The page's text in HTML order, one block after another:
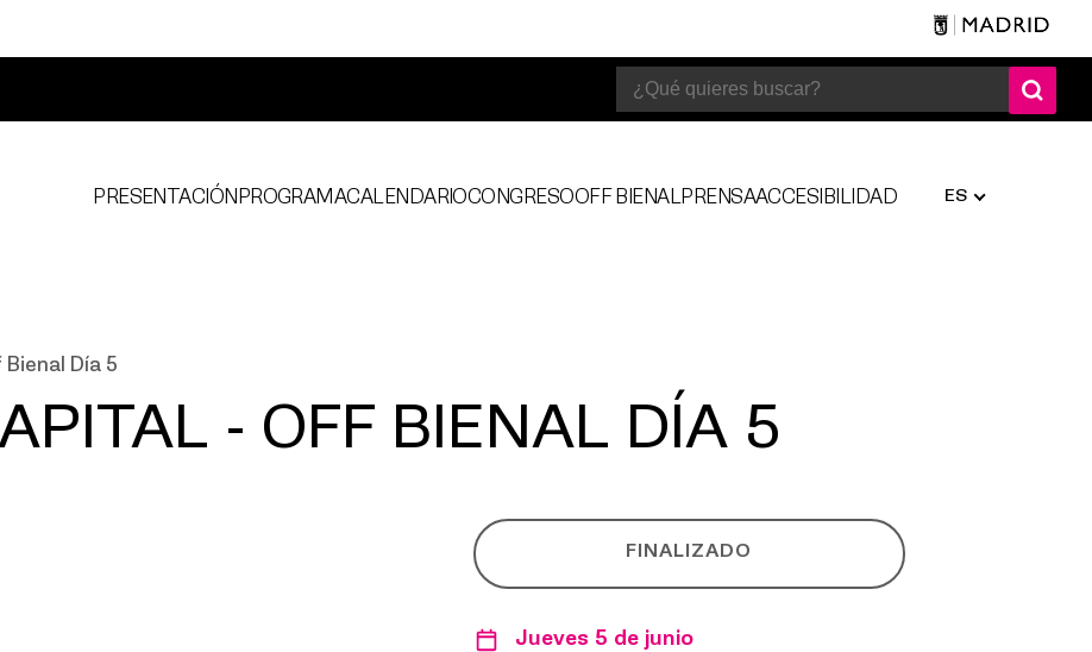
ES
PRESENTACIÓN PROGRAMACALENDARIOCONGRESOOFF BIENALPRENSAACCESIBILIDAD
Bienal Día 5
- OFF BIENAL DÍA 5
FINALIZADO
Jueves 5 de junio